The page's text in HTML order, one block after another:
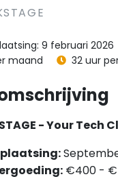
9 februari 2026
maand
32 uur
- Your Tech
€400 -